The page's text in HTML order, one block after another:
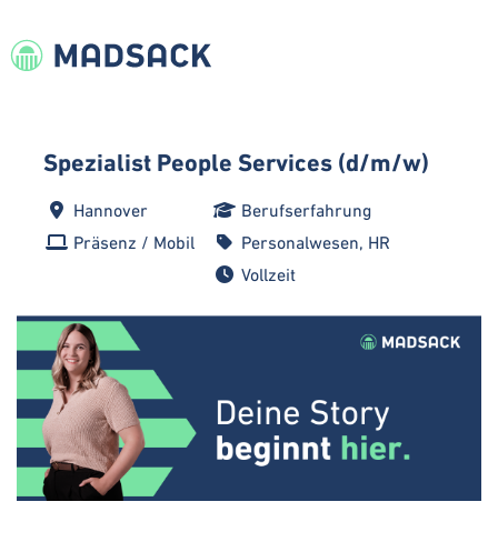
Spezialist People Services (d/m/w)
Hannover
Präsenz / Mobil
Berufserfahrung
Personalwesen, HR
Vollzeit